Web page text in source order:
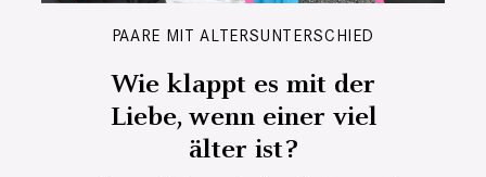
PAARE MIT ALTERSUNTERSCHIED
Wie klappt es mit der
Liebe, wenn einer viel
älter ist?